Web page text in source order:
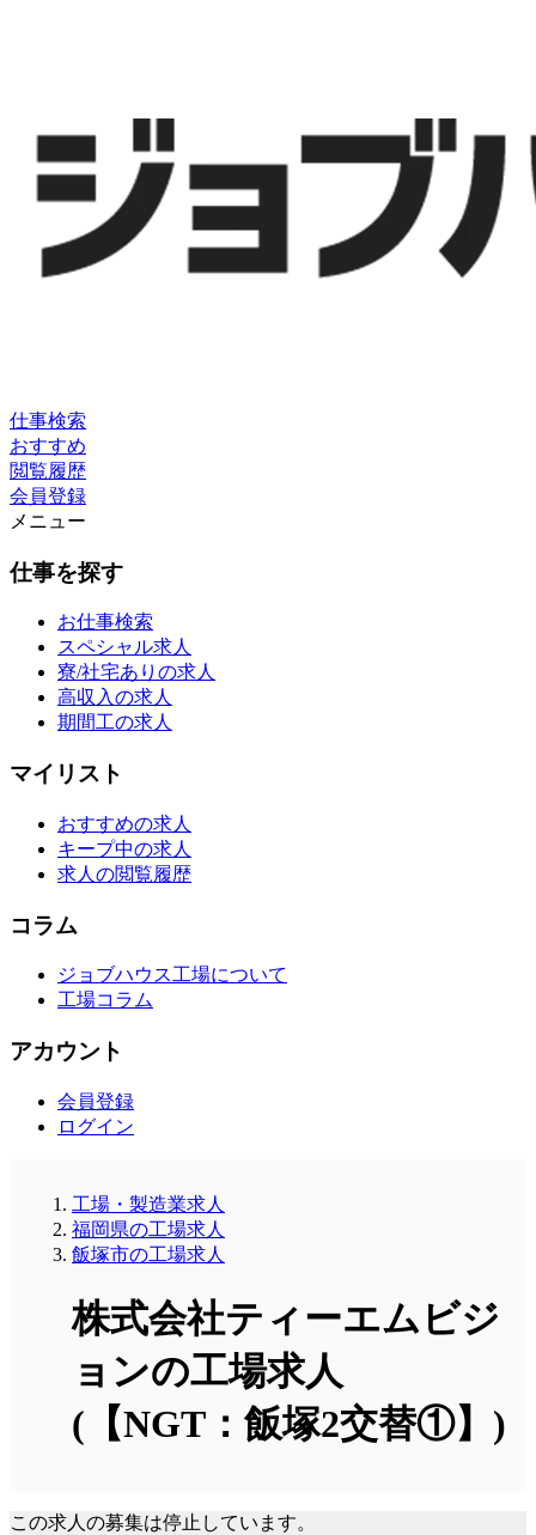
仕事検索
おすすめ
閲覧履歴
会員登録
メニュー
仕事を探す
お仕事検索
スペシャル求人
寮/社宅ありの求人
高収入の求人
期間工の求人
マイリスト
おすすめの求人
キープ中の求人
求人の閲覧履歴
コラム
ジョブハウス工場について
工場コラム
アカウント
会員登録
ログイン
工場・製造業求人
福岡県の工場求人
飯塚市の工場求人
株式会社ティーエムビジ
ョンの工場求人
(【NGT：飯塚2交替①】)
この求人の募集は停止しています。